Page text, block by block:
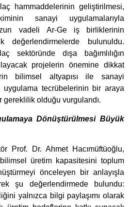
hammaddelerinin geliştirilmesi,
sanayi uygulamalarıyla
vadeli Ar-Ge iş birliklerinin
değerlendirmelerde bulunuldu.
sektöründe dışa bağımlılığın
projelerin önemine dikkat
bilimsel altyapısı ile sanayi
uygulama tecrübelerinin bir araya
olduğu vurgulandı.
Dönüştürülmesi Büyük
Prof. Dr. Ahmet Hacımüftüoğlu,
üretim kapasitesini toplum
önceleyen bir anlayışla
şu değerlendirmede bulundu:
yalnızca bilgi paylaşımı olarak